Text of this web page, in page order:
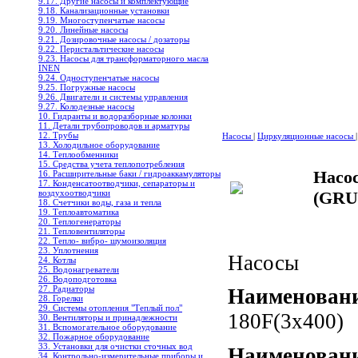
9.18. Канализационные установки
9.19. Многоступенчатые насосы
9.20. Линейные насосы
9.21. Дозировочные насосы / дозаторы
9.22. Перистальтические насосы
9.23. Насосы для трансформаторного масла
INEN
9.24. Одноступенчатые насосы
9.25. Погружные насосы
9.26. Двигатели и системы управления
9.27. Колодезные насосы
10. Гидранты и водоразборные колонки
11. Детали трубопроводов и арматуры
12. Трубы
13. Холодильное oборудование
14. Теплообменники
15. Средства учета теплопотребления
16. Расширительные баки / гидроаккамуляторы
17. Конденсатоотводчики, сепараторы и
воздухоотводчики
18. Счетчики воды, газа и тепла
19. Теплоавтоматика
20. Теплогенераторы
21. Тепловентиляторы
22. Тепло- вибро- шумоизоляция
23. Уплотнения
24. Котлы
25. Водонагреватели
26. Водоподготовка
27. Радиаторы
28. Горелки
29. Системы отопления "Теплый пол"
30. Вентиляторы и принадлежности
31. Вспомогательное оборудование
32. Пожарное оборудование
33. Установки для очистки сточных вод
34. Контрольно-измерительные приборы и
Насосы | Циркуляционные насосы |
Насосы
180F(3х400)